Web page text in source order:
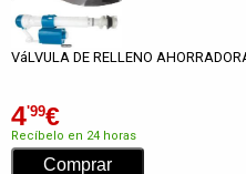
VáLVULA DE RELLENO
4'99€
Recíbelo en 24 horas